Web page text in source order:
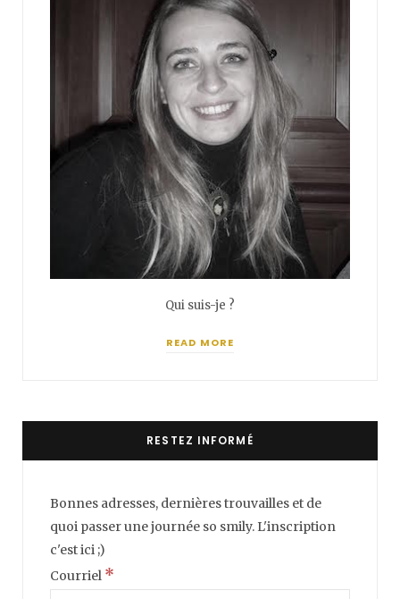
Qui suis-je ?
READ MORE
RESTEZ INFORMÉ
Bonnes adresses, dernières trouvailles et de
quoi passer une journée so smily. L'inscription
c'est ici ;)
Courriel *